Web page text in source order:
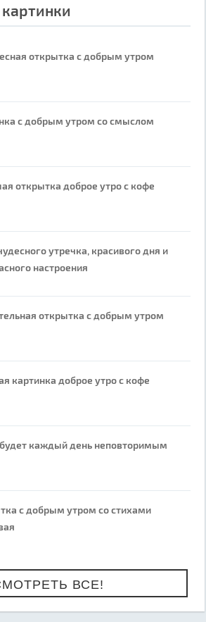
открытка с добрым утром
с добрым утром со смыслом
открытка доброе утро с кофе
утречка, красивого дня и
настроения
открытка с добрым утром
картинка доброе утро с кофе
будет каждый день неповторимым
с добрым утром со стихами
ВСЕ!